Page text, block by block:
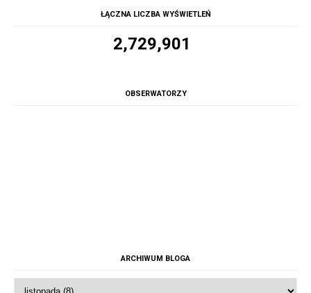
ŁĄCZNA LICZBA WYŚWIETLEŃ
2,729,901
OBSERWATORZY
ARCHIWUM BLOGA